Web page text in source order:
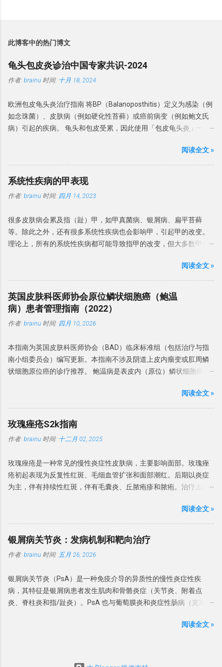
此博客中的热门博文
龟头包皮炎诊治中国专家共识-2024
作者: brainu 时间: 十月 18, 2024
欧洲包皮龟头炎治疗指南 将BP（Balanoposthitis）定义为感染（例
如念珠菌）、皮肤病（例如硬化性苔藓）或癌前病变（例如鲍文氏
病）引起的疾病。 龟头和包皮受累，因此使用「包皮龟头炎」一
浆细胞龟头炎、非特异性龟头炎和环状龟头炎。虽然感染是龟头炎
的常见原因，但相当多的BP病例还涉及非感染性炎症性疾病，为了
强调考虑非感染性原因的重要性。 建议： 中国专家建议将包皮龟头
炎为感染性和非感染性两类。感染性 BP 是由真菌和细菌等病原体引
起的，非感染性 BP 是无明显感染因素引起的BP。 微生物感染 一项
龟头炎患病率为 18%。 BP 患者中涉及了马拉色菌、金黄色葡萄球
菌、白色念珠菌和链球菌等细菌。在 BP 病例中还观察到革兰氏阳性
球菌、真菌和支原体。 37% 的 BP 患者存在生殖支原体，而沙眼衣
见的微生物有革兰氏阳性球菌（金黄色葡萄球菌、B 族链球菌、链
球菌和沃氏链球菌）和真菌（白色念珠菌和马拉色菌）。偶有生殖
支原体和厌氧菌感染。 与性行为的关系 建议：BP 虽不是性传播疾
病（STD），但可以通过性接触传播，其中念珠菌感染是主要原
因。建议患者及其性伴进行真菌检测，并且在抗真菌治疗期间避免
切术可以预防 BP。抗生素过度使用、免疫抑制剂和糖皮质激素会增
加机会性感染和 BP 风险。 建议：BP 危险因素有糖尿病、包皮过长
和免疫缺陷。常伴念珠菌感染。卫生条件差、过度清洁和使用刺激
物可能会导致 BP 发病率增加。 诊断标准 英国指南建议 对持续性或
不确定性龟头炎进行活检。活检对于排除癌前病变也至关重要。 有
查可区分 BP 与银屑病、增殖性红斑和浆细胞龟头炎，皮肤 CT 可区
分 BP 与银屑病、硬化性苔藓和其他常见的炎性龟头炎。对于临床特
检查。镜检和培养可有...
阅读全文 »
系统性疾病的甲表现
作者: brainu 时间: 四月 14, 2023
很多皮肤病会累及指（趾）甲，如甲真菌病、银屑病、扁平苔藓
等。除此之外，还有很多系统性疾病也会影响甲，引起甲的改变。
理论上，所有的系统性疾病都可能导致指甲的改变，但大多数甲病
的甚至是很重要诊断依据。 本文介绍一下系统性疾病的常见甲表
现。 形态学改变 甲的形态学改变指甲板、甲周、甲床等发生的形态
学改变。 博氏线 博氏线（Beau's lines）是甲板的横向浅沟。可累及
整个指甲的宽度或部分宽度。拇指和踇趾更为明显。 博氏线反映了
甲母质的暂时性损伤 ，角质细胞的有丝分裂活动减少。 凹陷的深度
与甲床损伤的严重程度有关 。 图片来源于dermnetnz.org 博氏线首
和脚趾甲的生长速度分别为每月 2-3 毫米和 1 毫米，博氏线发生在
病后4至11周， 因此其博氏线与甲根的距离可推算疾病发生的时
间。 博氏线有很多原因，最常见的是药物，尤其是化药物，一般出
系统疾病导致。博氏线与下列系统性疾病有关，常见原因如表1。
表 1 ： 可引起博氏线的系统性疾病 高热 病毒性疾病： 如手足口
病、 麻疹、腮腺炎等 心血管疾病：如 冠状动脉血栓形成 严重肝、
肺、内分泌疾病 营养不良 或 缺乏 高血压或缺氧 药物（抗寄生虫药
甲床分离，并且由于在甲下腔室中存在空气，通常呈现白色。 甲分
离是如果存在外源性色素，则指甲可能呈现黄色（真菌和渗出物）
至绿黑色（绿脓菌素）。 甲分离可分为原发性（特发性）和继发
的最常原因是银屑病和甲真菌病。甲分离也与多种因素有关，如甲
下的光敏性 – 甲分离通常涉及多个指甲，并且也可能存在甲下出
血。 甲状腺疾病患者的甲分离 继发于系统性疾病的甲分离 ，多与肺
管性疾病。 甲状腺炎的指甲呈波浪状向上弯曲，称为普拉默甲
（Plummer's nails），常累及无名指和小指。 甲胬肉 ...
阅读全文 »
英国皮肤科医师协会原位鳞状细胞癌（鲍温
病）患者管理指南（2022）
作者: brainu 时间: 四月 10, 2026
本指南为英国皮肤科医师协会（BAD）临床标准组（包括治疗与指
南小组委员会）编写更新。本指南不涉及阴道上皮内瘤变或肛周鳞
状细胞原位癌的诊疗推荐。 鲍温病是表皮内（原位）鳞状细胞癌的
患者，组织学上均显示表皮结构紊乱。1911年，Queyrat 报道了 3
例局限于阴茎龟头的红色病变，并名为「增殖性红斑」。其组织学
与 Bowen 和 Darier 描述的相同。 目前认为鲍温病等同于非生殖器
部位的原位鳞状细胞癌。为了减少人名命名，本文以原位鳞状细胞
癌为术语，生殖器病变增殖性红斑的治疗不在本指南中论述。 发病
率。男性和女性的发病率分别为每10万人年68例和72例，随时间呈
统计学显著增加。2005年至2015年间，由皮肤科医生治疗的原位鳞
状细胞癌患者数量翻了一番。1996-2000年期间加拿大报告的男性
在70岁年龄段，大多数研究显示女性略多。大多数研究报告原位鳞
状细胞癌主要发生在日晒部位，近期研究提示最常见的部位是头颈
部（29%-54%）。下肢在女性中比男性更常受累。英国较早的研究
显示，大多数患者（60%-85%）的原位鳞状细胞癌位于小腿，这可
性、甲下、甲周、掌跖和疣状原位鳞状细胞癌。生殖器和肛周部位
存在变异型，分别称为「阴茎上皮内瘤变」和「肛管上皮内瘤
变」，各有其专科治疗路径。 病因 原位鳞状细胞癌的病因有： 辐
射：紫外线辐射（日光、医源性、日光浴床）、放射治疗。 致癌
物：砷（病变可发生于非日晒部位）。 免疫抑制：尤其是治疗性免
阅读全文 »
玫瑰痤疮S2k指南
作者: brainu 时间: 十二月 02, 2025
玫瑰痤疮是一种常见的慢性炎症性皮肤病，主要影响面部。玫瑰痤
疮初起表现为反复性红斑、毛细血管扩张和面部潮红。后期以炎症
为主，伴有持续性红斑，伴有毛囊炎、丘脓疱疹和脓疱。治疗上建
面部红斑，也可使用局部血管收缩剂苯甲酰胺或氧美甲唑林。对于
治疗难治和严重的玫瑰痤疮，建议系统性治疗。首选药物是低剂量
多西环素，也可以推荐低剂量异维 A 酸。眼部玫瑰痤疮局部用环氯
霉素眼药水、阿奇霉素、伊维菌素或甲硝唑。 酒渣鼻是一种常见的
慢性炎症性疾病，主要影响面部（尤其是脸颊和鼻子，偶尔也会影
中年人群。 流行病学 关于玫瑰痤疮流行病学几乎没有可靠的数据。
英国研究发现患病率为 165/10万。玫瑰痤疮的患病率因研究而异。
有荟萃会析发现患病率在 0.09%-22.41%之间，平均为 5.46%。 玫瑰
则较少见，可能由于 IV–VI 型皮肤患者的临床表现较轻，诊断差距
名大学生人群流行病学调查显示， 玫瑰痤疮患病率为 3.4%。 发病
阅读全文 »
银屑病关节炎：发病机制和靶向治疗
作者: brainu 时间: 五月 26, 2026
银屑病关节炎（PsA）是一种免疫介导的异质性的慢性炎症性疾
病，其特征是银屑病患者发生肌肉和骨骼炎症（关节炎、附着点
炎、脊柱炎和指/趾炎）。PsA 也与葡萄膜炎和炎症性肠病（克罗恩
传易感性、环境诱发因素以及先天性和适应性免疫系统的激活。现
反应存在异质性，这给疾病的整体管理造成困难。因此，需要开展
阅读全文 »